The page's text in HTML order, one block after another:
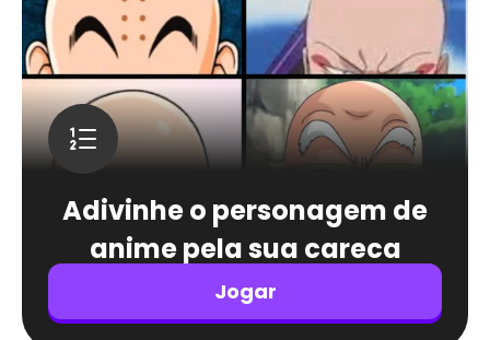
Adivinhe o personagem de
anime pela sua careca
Jogar